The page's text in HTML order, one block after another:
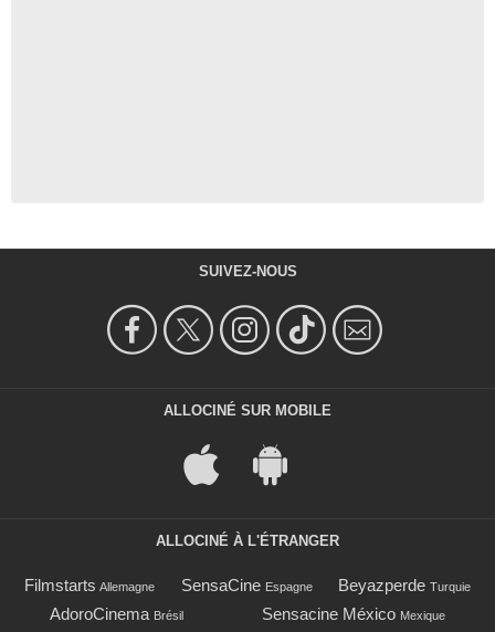
SUIVEZ-NOUS
ALLOCINÉ SUR MOBILE
ALLOCINÉ À L'ÉTRANGER
Filmstarts Allemagne SensaCine Espagne Beyazperde Turquie
AdoroCinema Brésil Sensacine México Mexique